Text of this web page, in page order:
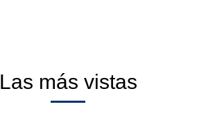
Las más vistas